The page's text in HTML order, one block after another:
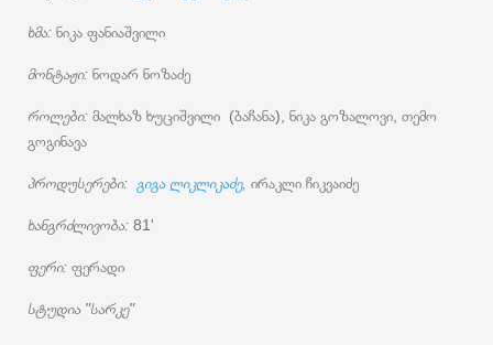
ხმა: ნიკა ფანიაშვილი
მონტაჟი: ნოდარ ნოზაძე
როლები: მალხაზ ხუციშვილი (ბაჩანა), ნიკა გოზალოვი, თემო
გოგინავა
პროდუსერები: გიგა ლიკლიკაძე, ირაკლი ჩიკვაიძე
ხანგრძლივობა: 81'
ფერი: ფერადი
სტუდია "სარკე"